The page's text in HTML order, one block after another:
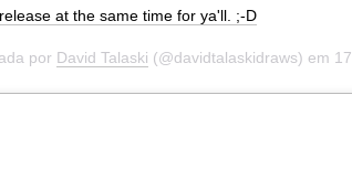
at the same time for ya'll. ;-D
por David Talaski (@davidtalaskidraws) em 17 de Abr, 2020 às 9:53 PDT